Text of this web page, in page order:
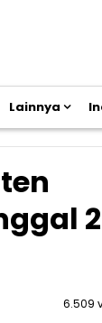
Lainnya
6.509